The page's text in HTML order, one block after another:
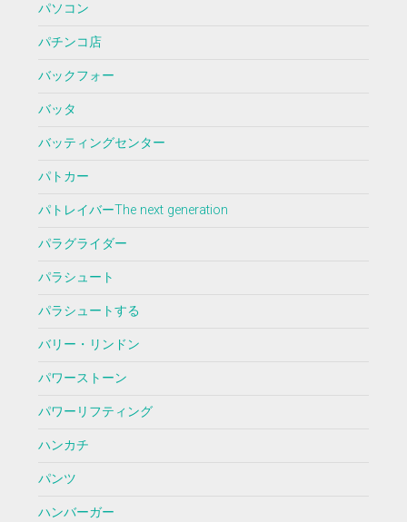
パソコン
パチンコ店
バックフォー
バッタ
バッティングセンター
パトカー
パトレイバーThe next generation
パラグライダー
パラシュート
パラシュートする
バリー・リンドン
パワーストーン
パワーリフティング
ハンカチ
パンツ
ハンバーガー